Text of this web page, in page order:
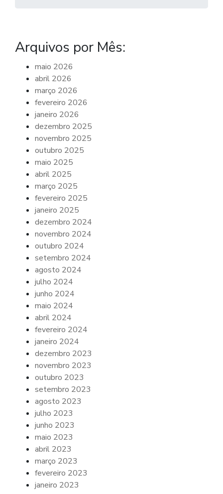
Arquivos por Mês:
maio 2026
abril 2026
março 2026
fevereiro 2026
janeiro 2026
dezembro 2025
novembro 2025
outubro 2025
maio 2025
abril 2025
março 2025
fevereiro 2025
janeiro 2025
dezembro 2024
novembro 2024
outubro 2024
setembro 2024
agosto 2024
julho 2024
junho 2024
maio 2024
abril 2024
fevereiro 2024
janeiro 2024
dezembro 2023
novembro 2023
outubro 2023
setembro 2023
agosto 2023
julho 2023
junho 2023
maio 2023
abril 2023
março 2023
fevereiro 2023
janeiro 2023